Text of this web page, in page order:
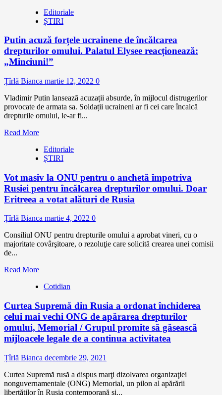
Editoriale
ȘTIRI
Putin acuză forțele ucrainene de încălcarea
drepturilor omului. Palatul Elysee reacționează:
„Minciuni!”
Țîrlă Bianca martie 12, 2022 0
Vladimir Putin lansează acuzații absurde, în mijlocul distrugerilor
provocate de armata sa. Soldații ucraineni ar fi cei care încalcă
drepturile omului, le-ar fi...
Read More
Editoriale
ȘTIRI
Vot masiv la ONU pentru o anchetă împotriva
Rusiei pentru încălcarea drepturilor omului. Doar
Eritreea a votat alături de Rusia
Țîrlă Bianca martie 4, 2022 0
Consiliul ONU pentru drepturile omului a aprobat vineri, cu o
majoritate covârşitoare, o rezoluţie care solicită crearea unei comisii
de...
Read More
Cotidian
Curtea Supremă din Rusia a ordonat închiderea
celui mai vechi ONG de apărarea drepturilor
omului, Memorial / Grupul promite să găsească
mijloacele legale de a continua activitatea
Țîrlă Bianca decembrie 29, 2021
Curtea Supremă rusă a dispus marţi dizolvarea organizaţiei
nonguvernamentale (ONG) Memorial, un pilon al apărării
libertăţilor în Rusia contemporană şi...